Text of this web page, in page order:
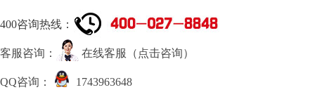
400咨询热线：
客服咨询： 在线客服（点击咨询）
QQ咨询： 1743963648